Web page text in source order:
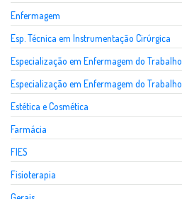
Enfermagem
Esp. Técnica em Instrumentação Cirúrgica
Especialização em Enfermagem do Trabalho
Especialização em Enfermagem do Trabalho
Estética e Cosmética
Farmácia
FIES
Fisioterapia